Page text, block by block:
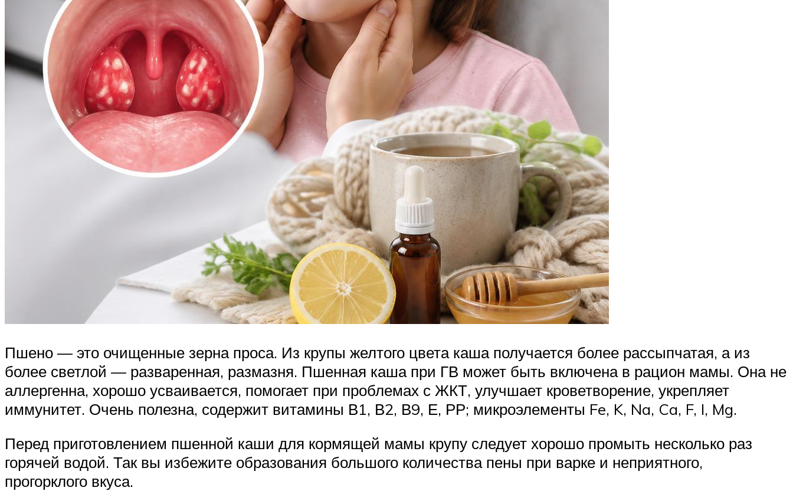
Пшено — это очищенные зерна проса. Из крупы желтого цвета каша получается более рассыпчатая, а из
более светлой — разваренная, размазня. Пшенная каша при ГВ может быть включена в рацион мамы. Она не
аллергенна, хорошо усваивается, помогает при проблемах с ЖКТ, улучшает кроветворение, укрепляет
иммунитет. Очень полезна, содержит витамины В1, В2, В9, Е, РР; микроэлементы Fe, K, Na, Ca, F, I, Mg.
Перед приготовлением пшенной каши для кормящей мамы крупу следует хорошо промыть несколько раз
горячей водой. Так вы избежите образования большого количества пены при варке и неприятного,
прогорклого вкуса.